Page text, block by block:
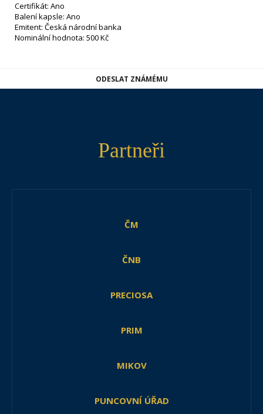
Certifikát: Ano
Balení kapsle: Ano
Emitent: Česká národní banka
Nominální hodnota: 500 Kč
ODESLAT ZNÁMÉMU
Partneři
ČM
ČNB
PRECIOSA
PRIM
MIKOV
PUNCOVNÍ ÚŘAD